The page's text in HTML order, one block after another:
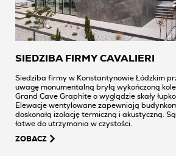
SIEDZIBA FIRMY CAVALIERI
Siedziba firmy w Konstantynowie Łódzkim
uwagę monumentalną bryłą wykończoną
Grand Cave Graphite o wyglądzie skały
Elewacje wentylowane zapewniają
doskonałą izolację termiczną i akustyczną.
łatwe do utrzymania w czystości.
ZOBACZ